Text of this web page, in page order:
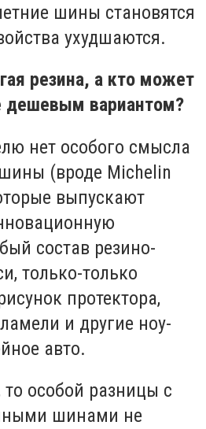
шины становятся
ухудшаются.
резина, а кто может
дешевым вариантом?
нет особого смысла
(вроде Michelin
выпускают
состав резино-
только-только
протектора,
и другие ноу-
авто.
особой разницы с
шинами не